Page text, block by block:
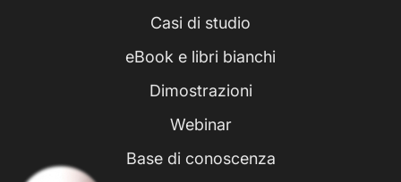
Casi di studio
eBook e libri bianchi
Dimostrazioni
Webinar
Base di conoscenza